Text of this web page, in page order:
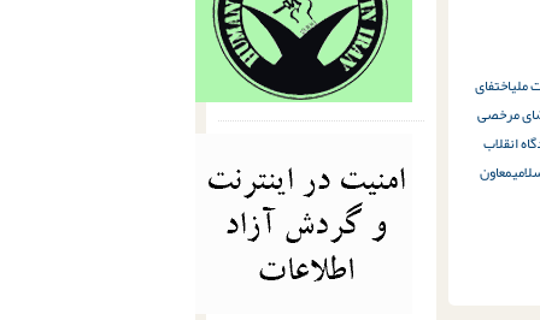
ملیاختفای
مرخصی
دادگاه انقلاب
معاون